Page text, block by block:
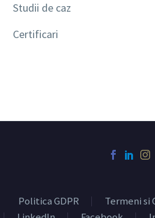
Studii de caz
Certificari
Politica GDPR Termeni si